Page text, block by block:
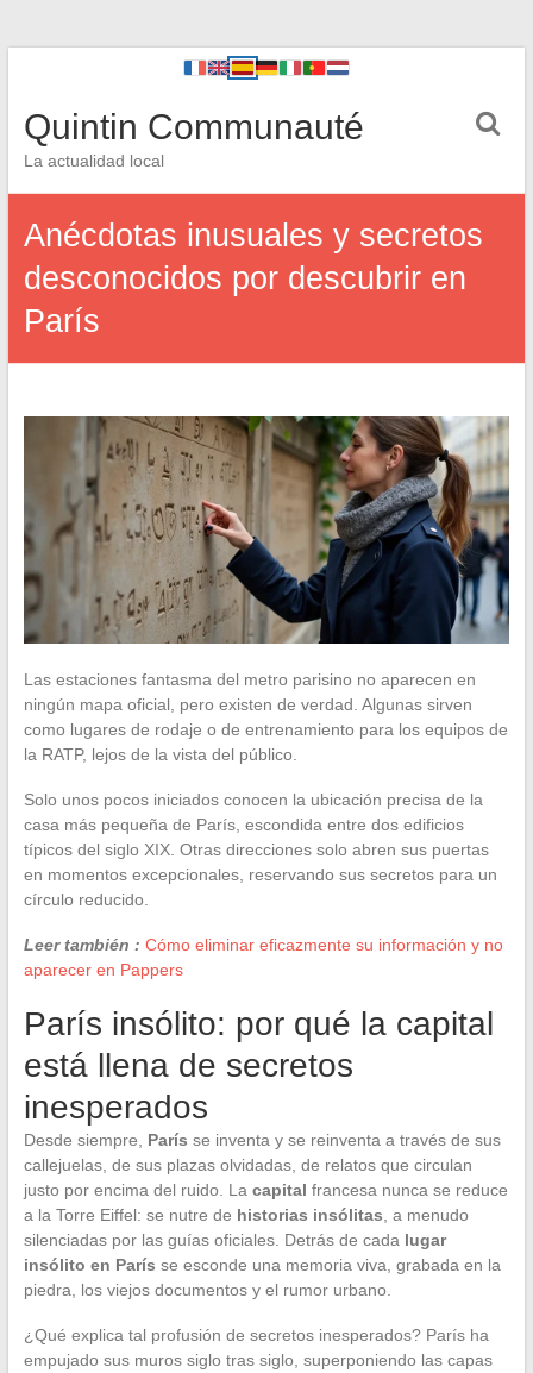
Quintin Communauté
La actualidad local
Anécdotas inusuales y secretos
desconocidos por descubrir en
París
Las estaciones fantasma del metro parisino no aparecen en
ningún mapa oficial, pero existen de verdad. Algunas sirven
como lugares de rodaje o de entrenamiento para los equipos de
la RATP, lejos de la vista del público.
Solo unos pocos iniciados conocen la ubicación precisa de la
casa más pequeña de París, escondida entre dos edificios
típicos del siglo XIX. Otras direcciones solo abren sus puertas
en momentos excepcionales, reservando sus secretos para un
círculo reducido.
Leer también : Cómo eliminar eficazmente su información y no
aparecer en Pappers
París insólito: por qué la capital
está llena de secretos
inesperados
Desde siempre, París se inventa y se reinventa a través de sus
callejuelas, de sus plazas olvidadas, de relatos que circulan
justo por encima del ruido. La capital francesa nunca se reduce
a la Torre Eiffel: se nutre de historias insólitas , a menudo
silenciadas por las guías oficiales. Detrás de cada lugar
insólito en París se esconde una memoria viva, grabada en la
piedra, los viejos documentos y el rumor urbano.
¿Qué explica tal profusión de secretos inesperados? París ha
empujado sus muros siglo tras siglo, superponiendo las capas